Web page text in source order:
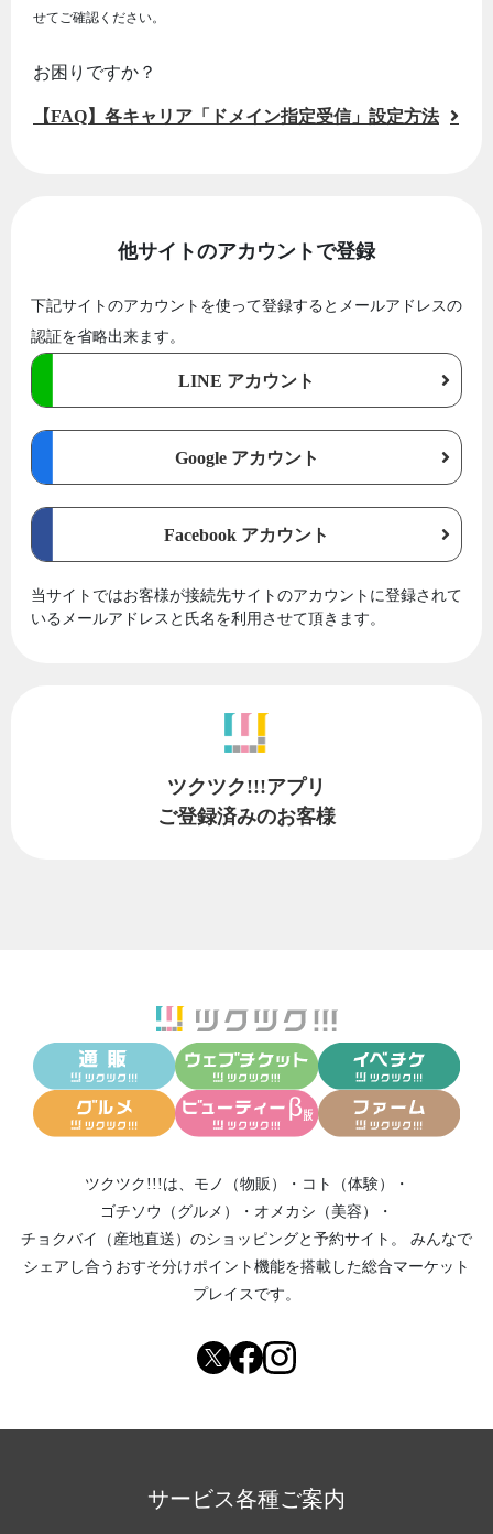
せてご確認ください。
お困りですか？
【FAQ】各キャリア「ドメイン指定受信」設定方法
他サイトのアカウントで登録
下記サイトのアカウントを使って登録するとメールアドレスの
認証を省略出来ます。
LINE アカウント
Google アカウント
Facebook アカウント
当サイトではお客様が接続先サイトのアカウントに登録されて
いるメールアドレスと氏名を利用させて頂きます。
ツクツク!!!アプリ
ご登録済みのお客様
ツクツク!!!は、 モノ（物販） ・ コト（体験）
・
ゴチソウ（グルメ）
・ オメカシ（美容）
・
チョクバイ（産地直送） のショッピングと予約サイト。
みんなで
シェアし合う おすそ分けポイント機能を搭載した総合マーケット
プレイスです。
サービス各種ご案内